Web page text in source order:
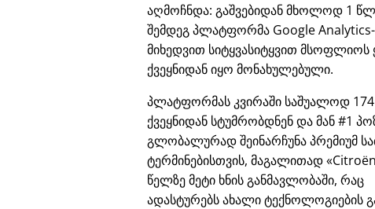
აღმოჩნდა: გაშვებიდან მხოლოდ 1
შემდეგ პლატფორმა Google
მიხედვით სიტყვასიტყვით მსოფლიოს
ქვეყნიდან იყო მონახულებული.
პლატფორმას კვირაში საშუალოდ 174
ქვეყნიდან სტუმრობდნენ და მან #1
გლობალურად შეინარჩუნა პრემიუმ
ტერმინებისთვის, მაგალითად
წელზე მეტი ხნის განმავლობაში, რაც
ადასტურებს ახალი ტექნოლოგიების